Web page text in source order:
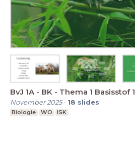
BvJ 1A - BK - Thema 1 Basisstof 1
November 2025- 18 slides
Biologie WO ISK